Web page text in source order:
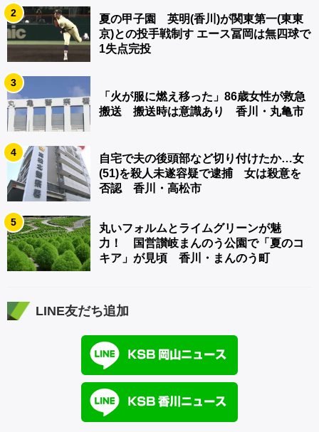
2
夏の甲子園 英明(香川)が関東第一(東東
京)との投手戦制す エース冨岡は無四球で
1失点完投
3
「火が服に燃え移った」86歳女性が救急
搬送 搬送時は意識あり 香川・丸亀市
4
自宅で夫の後頭部など切り付けたか…女
(51)を殺人未遂容疑で逮捕 女は殺意を
否認 香川・高松市
5
丸いフォルムとライムグリーンが魅
力！ 国営讃岐まんのう公園で「夏のコ
キア」が見頃 香川・まんのう町
LINE友だち追加